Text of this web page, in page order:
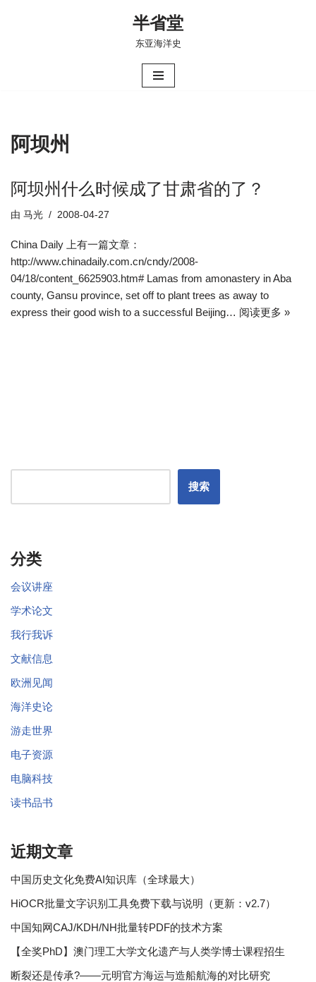
半省堂
东亚海洋史
阿坝州
阿坝州什么时候成了甘肃省的了？
由 马光 2008-04-27
China Daily 上有一篇文章：
http://www.chinadaily.com.cn/cndy/2008-
04/18/content_6625903.htm# Lamas from amonastery in Aba
county, Gansu province, set off to plant trees as away to
express their good wish to a successful Beijing… 阅读更多 »
搜索
分类
会议讲座
学术论文
我行我诉
文献信息
欧洲见闻
海洋史论
游走世界
电子资源
电脑科技
读书品书
近期文章
中国历史文化免费AI知识库（全球最大）
HiOCR批量文字识别工具免费下载与说明（更新：v2.7）
中国知网CAJ/KDH/NH批量转PDF的技术方案
【全奖PhD】澳门理工大学文化遗产与人类学博士课程招生
断裂还是传承?——元明官方海运与造船航海的对比研究